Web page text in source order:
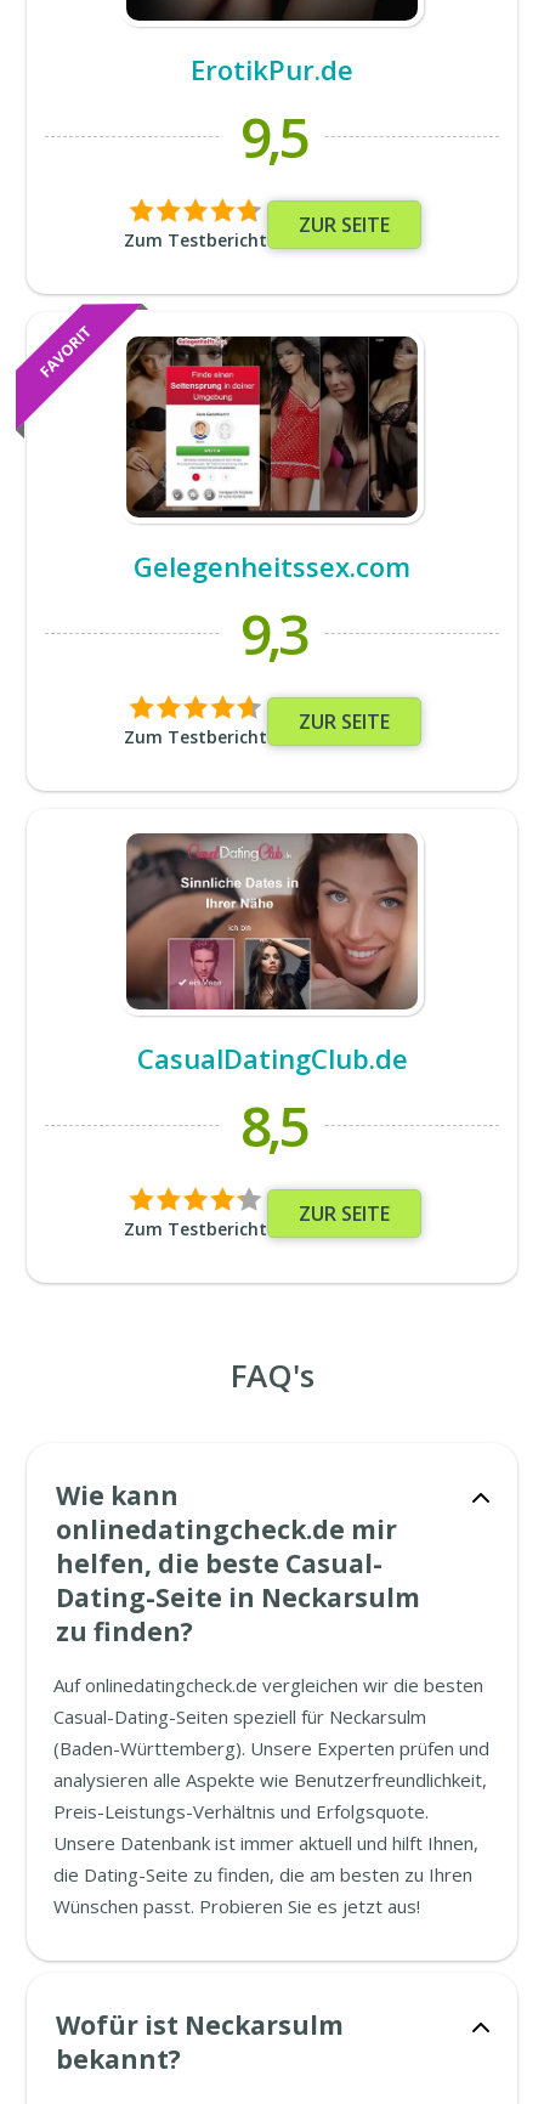
ErotikPur.de
9,5
Zum Testbericht
ZUR SEITE
Gelegenheitssex.com
9,3
Zum Testbericht
ZUR SEITE
CasualDatingClub.de
8,5
Zum Testbericht
ZUR SEITE
FAQ's
Wie kann
onlinedatingcheck.de mir
helfen, die beste Casual-
Dating-Seite in Neckarsulm
zu finden?
Auf onlinedatingcheck.de vergleichen wir die besten
Casual-Dating-Seiten speziell für Neckarsulm
(Baden-Württemberg). Unsere Experten prüfen und
analysieren alle Aspekte wie Benutzerfreundlichkeit,
Preis-Leistungs-Verhältnis und Erfolgsquote.
Unsere Datenbank ist immer aktuell und hilft Ihnen,
die Dating-Seite zu finden, die am besten zu Ihren
Wünschen passt. Probieren Sie es jetzt aus!
Wofür ist Neckarsulm
bekannt?